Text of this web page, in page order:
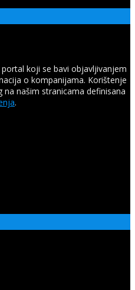
koji se bavi objavljivanjem
o kompanijama. Korištenje
našim stranicama definisana
.